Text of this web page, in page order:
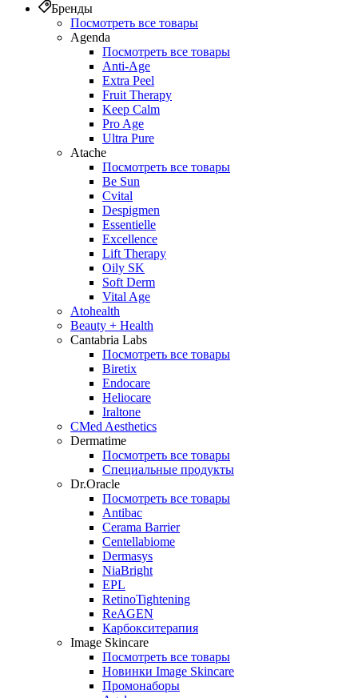
Бренды
Посмотреть все товары
Agenda
Посмотреть все товары
Anti‑Age
Extra Peel
Fruit Therapy
Keep Calm
Pro Age
Ultra Pure
Atache
Посмотреть все товары
Be Sun
Cvital
Despigmen
Essentielle
Excellence
Lift Therapy
Oily SK
Soft Derm
Vital Age
Atohealth
Beauty + Health
Cantabria Labs
Посмотреть все товары
Biretix
Endocare
Heliocare
Iraltone
CMed Aesthetics
Dermatime
Посмотреть все товары
Специальные продукты
Dr.Oracle
Посмотреть все товары
Antibac
Cerama Barrier
Centellabiome
Dermasys
NiaBright
EPL
RetinoTightening
ReAGEN
Карбокситерапия
Image Skincare
Посмотреть все товары
Новинки Image Skincare
Промонаборы